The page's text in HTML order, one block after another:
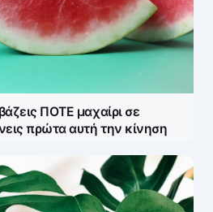
ΠΟΤΕ μαχαίρι σε
πρώτα αυτή την κίνηση